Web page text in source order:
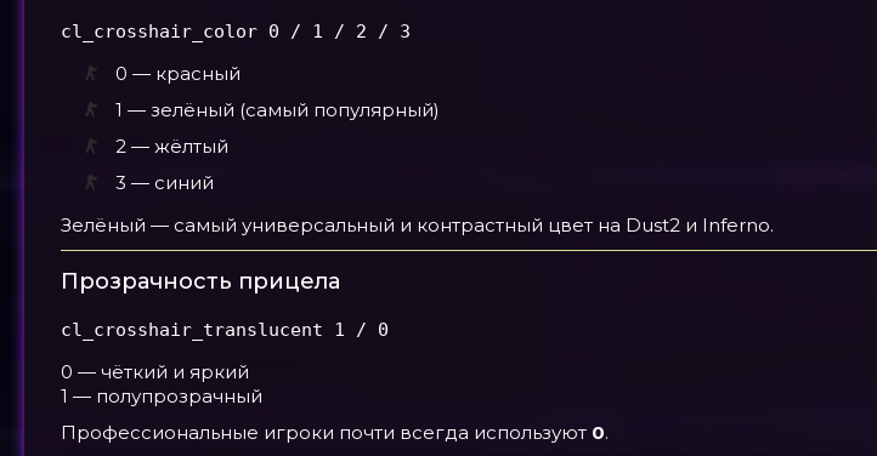
cl_crosshair_color 0 / 1 / 2 / 3
0 — красный
1 — зелёный (самый популярный)
2 — жёлтый
3 — синий
Зелёный — самый универсальный и контрастный цвет на Dust2 и Inferno.
Прозрачность прицела
cl_crosshair_translucent 1 / 0
0 — чёткий и яркий
1 — полупрозрачный
Профессиональные игроки почти всегда используют 0.